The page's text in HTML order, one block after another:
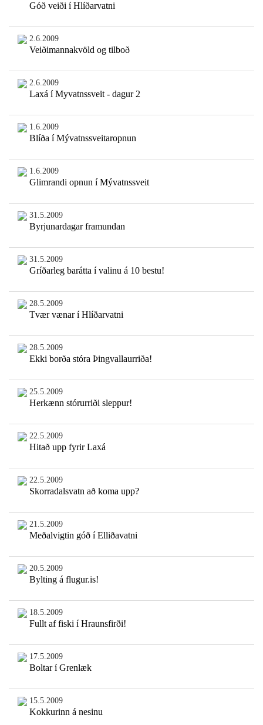
Góð veiði í Hlíðarvatni
2.6.2009
Veiðimannakvöld og tilboð
2.6.2009
Laxá í Myvatnssveit - dagur 2
1.6.2009
Blíða í Mývatnssveitaropnun
1.6.2009
Glimrandi opnun í Mývatnssveit
31.5.2009
Byrjunardagar framundan
31.5.2009
Gríðarleg barátta í valinu á 10 bestu!
28.5.2009
Tvær vænar í Hlíðarvatni
28.5.2009
Ekki borða stóra Þingvallaurriða!
25.5.2009
Herkænn stórurriði sleppur!
22.5.2009
Hitað upp fyrir Laxá
22.5.2009
Skorradalsvatn að koma upp?
21.5.2009
Meðalvigtin góð í Elliðavatni
20.5.2009
Bylting á flugur.is!
18.5.2009
Fullt af fiski í Hraunsfirði!
17.5.2009
Boltar í Grenlæk
15.5.2009
Kokkurinn á nesinu